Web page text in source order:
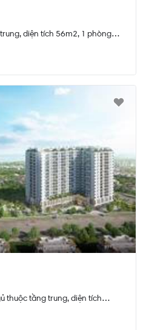
diện tích 56m2, 1 phòng
thuộc tầng trung, diện tích